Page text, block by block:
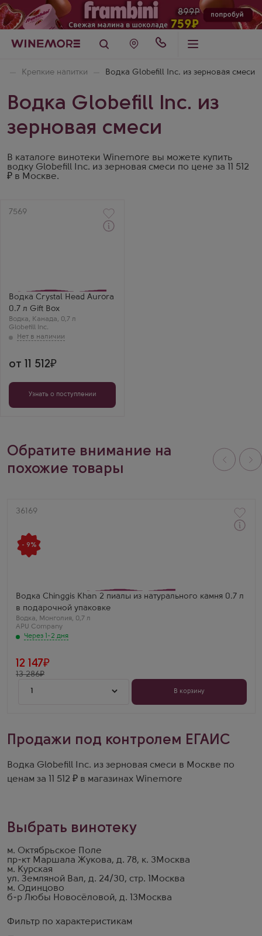
Крепкие напитки Водка Globefill Inc. из зерновая смеси
Водка Globefill Inc. из
зерновая смеси
В каталоге винотеки Winemore вы можете купить
водку Globefill Inc. из зерновая смеси по цене за 11 512
₽ в Москве.
Фильтр по характеристикам
Артикул
7569
Водка Crystal Head Aurora
0.7 л Gift Box
Водка, Канада, 0,7 л
Globefill Inc.
Crystal Head
от 11 512
Узнать о поступлении
Обратите внимание на
похожие товары
Артикул
36169
- 9%
Водка Chinggis Khan 2 пиалы из натурального камня 0.7 л
в подарочной упаковке
Водка, Монголия, 0,7 л
APU Company
Через 1-2 дня
Через 1-2 дня
Водка
Чингис Хан 2 пиалы из натурального камня в
12 147
13 286
1
В корзину
Продажи под контролем ЕГАИС
Водка Globefill Inc. из зерновая смеси в Москве по
ценам за 11 512 ₽ в магазинах Winemore
Выбрать винотеку
м. Октябрьское Поле
пр-кт Маршала Жукова, д. 78, к. 3 Москва
м. Курская
ул. Земляной Вал, д. 24/30, стр. 1
Москва
м. Одинцово
б-р Любы Новосёловой, д. 13 Москва